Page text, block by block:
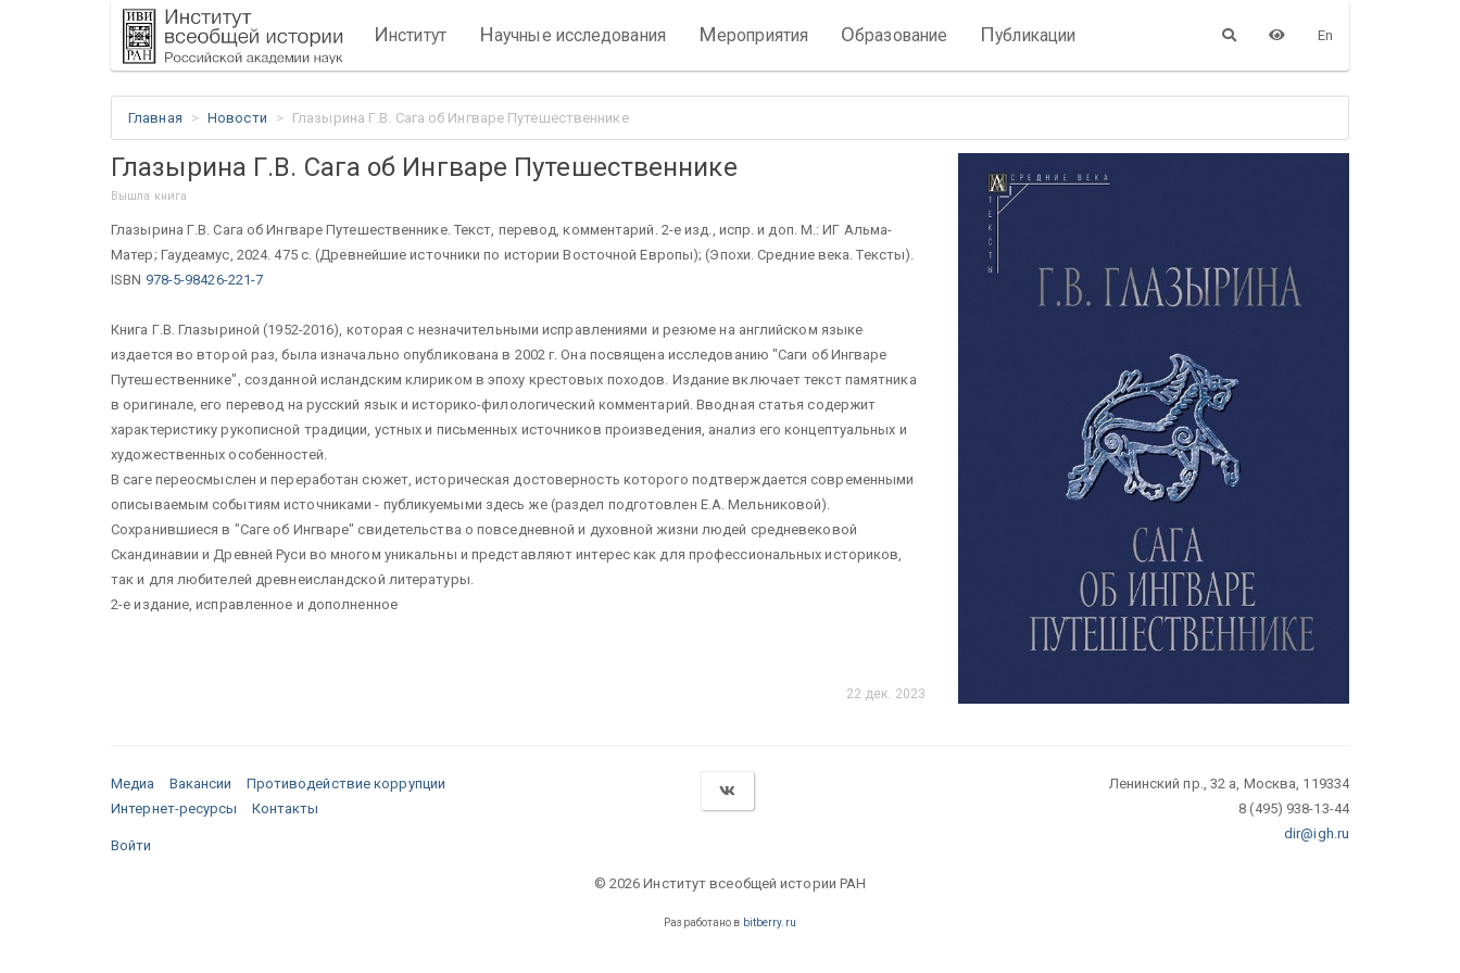
Институт Научные исследования Мероприятия Образование Публикации En
Главная Новости Глазырина Г.В. Сага об Ингваре Путешественнике
Глазырина Г.В. Сага об Ингваре Путешественнике
Вышла книга
Глазырина Г.В. Сага об Ингваре Путешественнике. Текст, перевод, комментарий. 2-е изд., испр. и доп. М.: ИГ Альма-
Матер; Гаудеамус, 2024. 475 с. (Древнейшие источники по истории Восточной Европы); (Эпохи. Средние века. Тексты).
ISBN 978-5-98426-221-7
Книга Г.В. Глазыриной (1952-2016), которая с незначительными исправлениями и резюме на английском языке
издается во второй раз, была изначально опубликована в 2002 г. Она посвящена исследованию "Саги об Ингваре
Путешественнике", созданной исландским клириком в эпоху крестовых походов. Издание включает текст памятника
в оригинале, его перевод на русский язык и историко-филологический комментарий. Вводная статья содержит
характеристику рукописной традиции, устных и письменных источников произведения, анализ его концептуальных и
художественных особенностей.
В саге переосмыслен и переработан сюжет, историческая достоверность которого подтверждается современными
описываемым событиям источниками - публикуемыми здесь же (раздел подготовлен Е.А. Мельниковой).
Сохранившиеся в "Саге об Ингваре" свидетельства о повседневной и духовной жизни людей средневековой
Скандинавии и Древней Руси во многом уникальны и представляют интерес как для профессиональных историков,
так и для любителей древнеисландской литературы.
2-е издание, исправленное и дополненное
22 дек. 2023
Медиа Вакансии
Противодействие коррупции
Интернет-ресурсы
Контакты
Войти
Ленинский пр., 32 а, Москва, 119334
8 (495) 938-13-44
dir@igh.ru
© 2026 Институт всеобщей истории РАН
Разработано в bitberry.ru